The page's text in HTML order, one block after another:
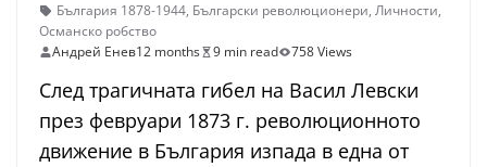
България 1878-1944, Български революционери, Личности,
Османско робство
Андрей Енев12 months 9 min read 758 Views
След трагичната гибел на Васил Левски
през февруари 1873 г. революционното
движение в България изпада в една от